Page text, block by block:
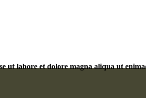
ut labore et dolore magna aliqua ut